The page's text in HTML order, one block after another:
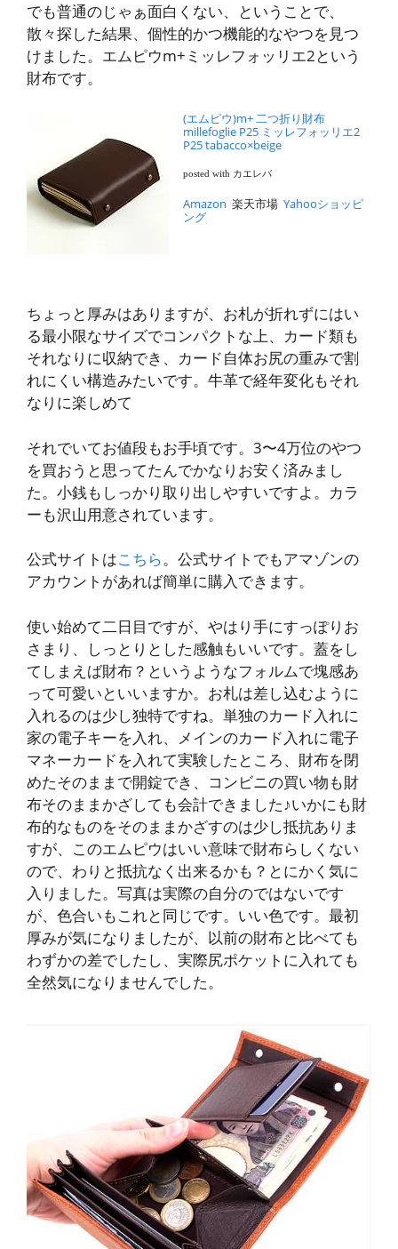
でも普通のじゃぁ面白くない、ということで、
散々探した結果、個性的かつ機能的なやつを見つ
けました。エムピウm+ミッレフォッリエ2という
財布です。
(エムピウ)m+ 二つ折り財布
millefoglie P25 ミッレフォッリエ2
P25 tabacco×beige
posted with カエレバ
Amazon 楽天市場 Yahooショッピ
ング
ちょっと厚みはありますが、お札が折れずにはい
る最小限なサイズでコンパクトな上、カード類も
それなりに収納でき、カード自体お尻の重みで割
れにくい構造みたいです。牛革で経年変化もそれ
なりに楽しめて
それでいてお値段もお手頃です。3〜4万位のやつ
を買おうと思ってたんでかなりお安く済みまし
た。小銭もしっかり取り出しやすいですよ。カラ
ーも沢山用意されています。
公式サイトはこちら。公式サイトでもアマゾンの
アカウントがあれば簡単に購入できます。
使い始めて二日目ですが、やはり手にすっぽりお
さまり、しっとりとした感触もいいです。蓋をし
てしまえば財布？というようなフォルムで塊感あ
って可愛いといいますか。お札は差し込むように
入れるのは少し独特ですね。単独のカード入れに
家の電子キーを入れ、メインのカード入れに電子
マネーカードを入れて実験したところ、財布を閉
めたそのままで開錠でき、コンビニの買い物も財
布そのままかざしても会計できました♪いかにも財
布的なものをそのままかざすのは少し抵抗ありま
すが、このエムピウはいい意味で財布らしくない
ので、わりと抵抗なく出来るかも？とにかく気に
入りました。写真は実際の自分のではないです
が、色合いもこれと同じです。いい色です。最初
厚みが気になりましたが、以前の財布と比べても
わずかの差でしたし、実際尻ポケットに入れても
全然気になりませんでした。